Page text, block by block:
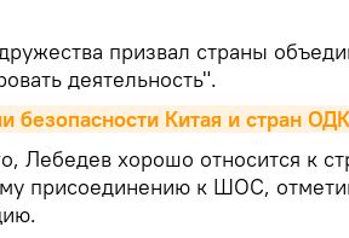
призвал страны
деятельность".
безопасности Китая и стран
Лебедев хорошо относится к
присоединению к ШОС,